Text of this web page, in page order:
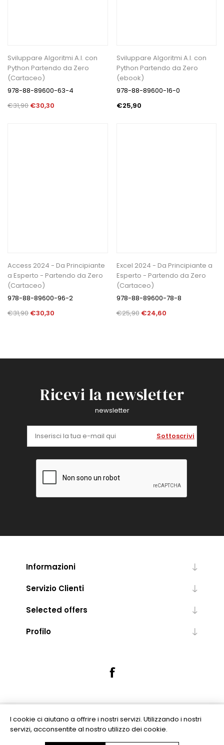
Sviluppare Algoritmi A.I. con
Python Partendo da Zero
(Cartaceo)
978-88-89600-63-4
€31,90€30,30
Sviluppare Algoritmi A.I. con
Python Partendo da Zero
(ebook)
978-88-89600-16-0
€25,90
Access 2024 - Da Principiante
a Esperto - Partendo da Zero
(Cartaceo)
978-88-89600-96-2
€31,90€30,30
Excel 2024 - Da Principiante a
Esperto - Partendo da Zero
(Cartaceo)
978-88-89600-78-8
€25,90 €24,60
Ricevi la newsletter
newsletter
Sottoscrivi
Informazioni
Servizio Clienti
Selected offers
Profilo
Powered bynopCommerce
I cookie ci aiutano a offrire i nostri servizi. Utilizzando i nostri
servizi, acconsentite al nostro utilizzo dei cookie.